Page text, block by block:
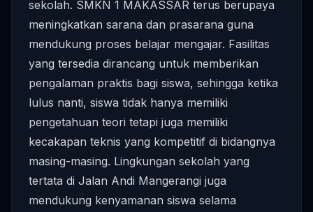
sekolah. SMKN 1 MAKASSAR terus berupaya
meningkatkan sarana dan prasarana guna
mendukung proses belajar mengajar. Fasilitas
yang tersedia dirancang untuk memberikan
pengalaman praktis bagi siswa, sehingga ketika
lulus nanti, siswa tidak hanya memiliki
pengetahuan teori tetapi juga memiliki
kecakapan teknis yang kompetitif di bidangnya
masing-masing. Lingkungan sekolah yang
tertata di Jalan Andi Mangerangi juga
mendukung kenyamanan siswa selama